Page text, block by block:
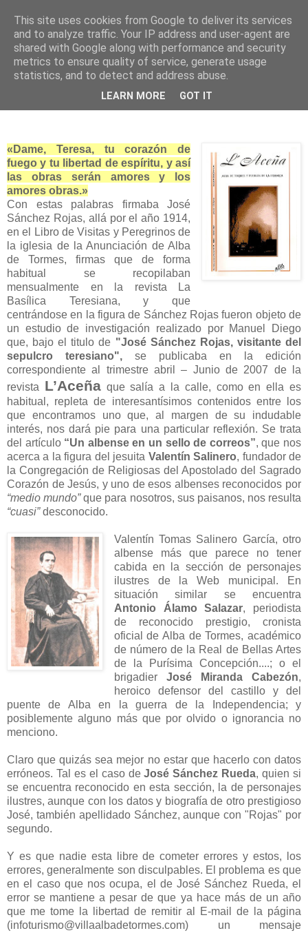
Valentín Salinero, albense
«Dame, Teresa, tu corazón de
fuego y tu libertad de espíritu, y así
las obras serán amores y los
amores obras.»
Con estas palabras firmaba José
Sánchez Rojas, allá por el año 1914,
en el Libro de Visitas y Peregrinos de
la iglesia de la Anunciación de Alba
de Tormes, firmas que de forma
habitual se recopilaban
mensualmente en la revista La
Basílica Teresiana, y que
centrándose en la figura de Sánchez Rojas fueron objeto de
un estudio de investigación realizado por Manuel Diego
que, bajo el titulo de "José Sánchez Rojas, visitante del
sepulcro teresiano", se publicaba en la edición
correspondiente al trimestre abril – Junio de 2007 de la
revista L’Aceñaque salía a la calle, como en ella es
habitual, repleta de interesantísimos contenidos entre los
que encontramos uno que, al margen de su indudable
interés, nos dará pie para una particular reflexión. Se trata
del artículo “Un albense en un sello de correos”, que nos
acerca a la figura del jesuita Valentín Salinero, fundador de
la Congregación de Religiosas del Apostolado del Sagrado
Corazón de Jesús, y uno de esos albenses reconocidos por
“medio mundo”que para nosotros, sus paisanos, nos resulta
“cuasi”desconocido.
Valentín Tomas Salinero García, otro
albense más que parece no tener
cabida en la sección de personajes
ilustres de la Web municipal. En
situación similar se encuentra
Antonio Álamo Salazar, periodista
de reconocido prestigio, cronista
oficial de Alba de Tormes, académico
de número de la Real de Bellas Artes
de la Purísima Concepción....; o el
brigadier José Miranda Cabezón,
heroico defensor del castillo y del
puente de Alba en la guerra de la Independencia; y
posiblemente alguno más que por olvido o ignorancia no
menciono.
Claro que quizás sea mejor no estar que hacerlo con datos
erróneos. Tal es el caso deJosé Sánchez Rueda, quien si
se encuentra reconocido en esta sección, la de personajes
ilustres, aunque con los datos y biografía de otro prestigioso
José, también apellidado Sánchez, aunque con "Rojas" por
segundo.
Y es que nadie esta libre de cometer errores y estos, los
errores, generalmente son disculpables. El problema es que
en el caso que nos ocupa, el de José Sánchez Rueda, el
error se mantiene a pesar de que ya hace más de un año
que me tome la libertad de remitir al E-mail de la página
(infoturismo@villaalbadetormes.com) un mensaje
This site uses cookies from Google to deliver its services
and to analyze traffic. Your IP address and user-agent are
shared with Google along with performance and security
metrics to ensure quality of service, generate usage
statistics, and to detect and address abuse.
LEARN MORE GOT IT